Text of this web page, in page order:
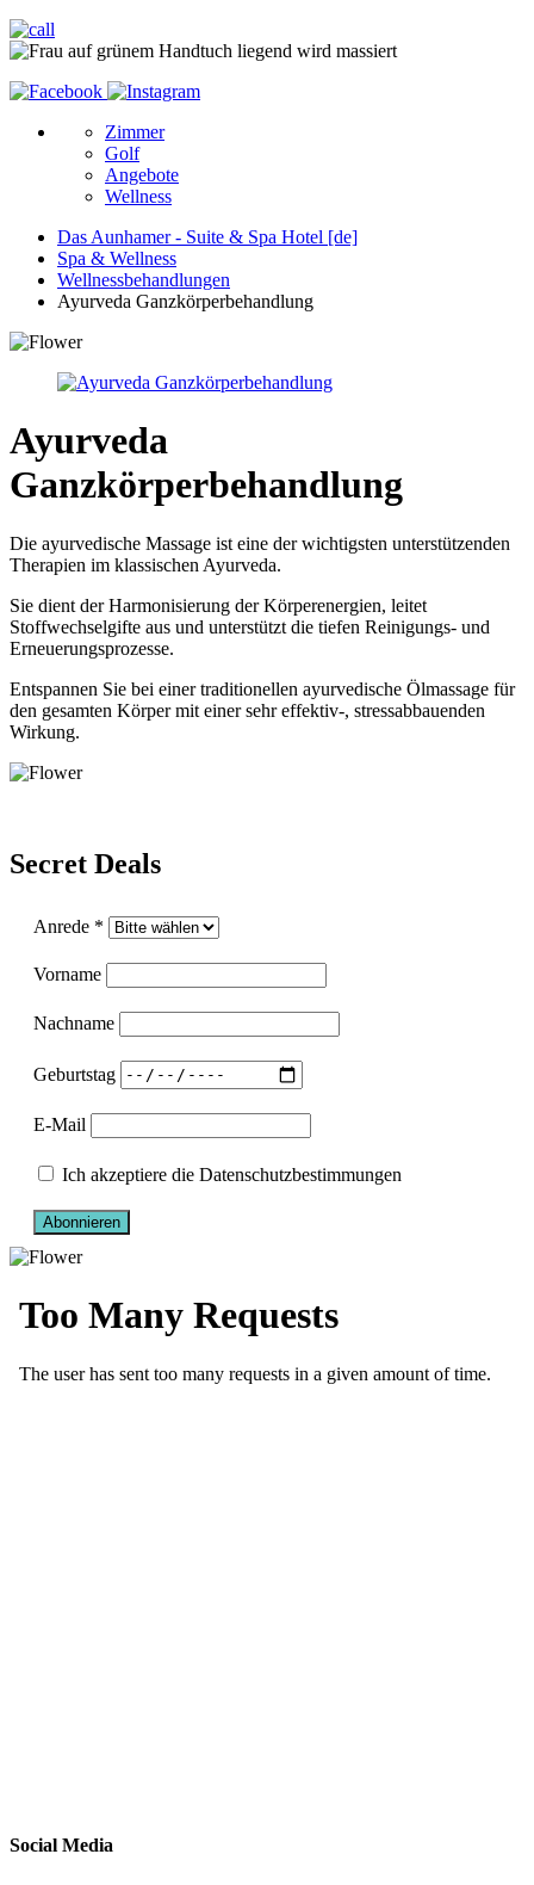
Zimmer
Golf
Angebote
Wellness
Das Aunhamer - Suite & Spa Hotel [de]
Spa & Wellness
Wellnessbehandlungen
Ayurveda Ganzkörperbehandlung
Ayurveda
Ganzkörperbehandlung
Die ayurvedische Massage ist eine der wichtigsten unterstützenden
Therapien im klassischen Ayurveda.
Sie dient der Harmonisierung der Körperenergien, leitet
Stoffwechselgifte aus und unterstützt die tiefen Reinigungs- und
Erneuerungsprozesse.
Entspannen Sie bei einer traditionellen ayurvedische Ölmassage für
den gesamten Körper mit einer sehr effektiv-, stressabbauenden
Wirkung.
Secret Deals
Anrede *
Vorname
Nachname
Geburtstag
E-Mail
Ich akzeptiere die Datenschutzbestimmungen
Abonnieren
Social Media